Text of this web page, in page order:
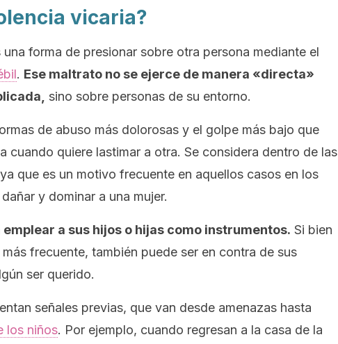
vicaria?
forma de presionar sobre otra persona mediante el
. Ese maltrato no se ejerce de manera «directa»
sino sobre personas de su entorno.
de abuso más dolorosas y el golpe más bajo que
cuando quiere lastimar a otra. Se considera dentro de las
que es un motivo frecuente en aquellos casos en los
y dominar a una mujer.
a sus hijos o hijas como instrumentos. Si bien
frecuente, también puede ser en contra de sus
ser querido.
señales previas, que van desde amenazas hasta
los niños. Por ejemplo, cuando regresan a la casa de la